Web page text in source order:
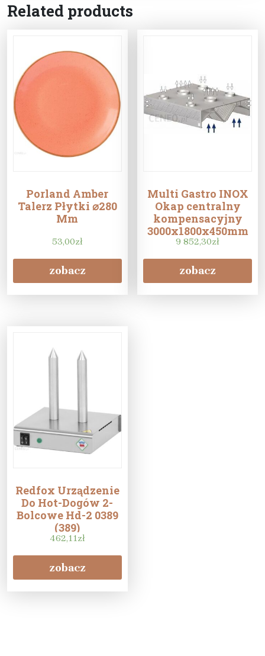
Related products
Porland Amber
Talerz Płytki ⌀280
Mm
53,00zł
zobacz
Multi Gastro INOX
Okap centralny
kompensacyjny
3000x1800x450mm
(ock3000x1800x450)
9 852,30zł
zobacz
Redfox Urządzenie
Do Hot-Dogów 2-
Bolcowe Hd-2 0389
(389)
462,11zł
zobacz